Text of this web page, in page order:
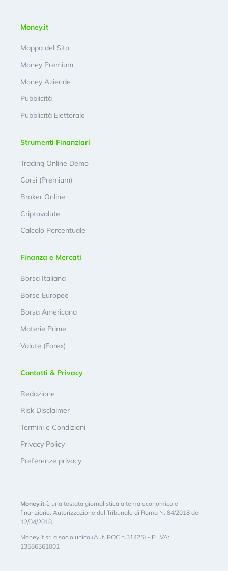
Money.it
Mappa del Sito
Money Premium
Money Aziende
Pubblicità
Pubblicità Elettorale
Strumenti Finanziari
Trading Online Demo
Corsi (Premium)
Broker Online
Criptovalute
Calcolo Percentuale
Finanza e Mercati
Borsa Italiana
Borse Europee
Borsa Americana
Materie Prime
Valute (Forex)
Contatti & Privacy
Redazione
Risk Disclaimer
Termini e Condizioni
Privacy Policy
Preferenze privacy
Money.it è una testata giornalistica a tema economico e
finanziario. Autorizzazione del Tribunale di Roma N. 84/2018 del
12/04/2018.
Money.it srl a socio unico (Aut. ROC n.31425) - P. IVA:
13586361001